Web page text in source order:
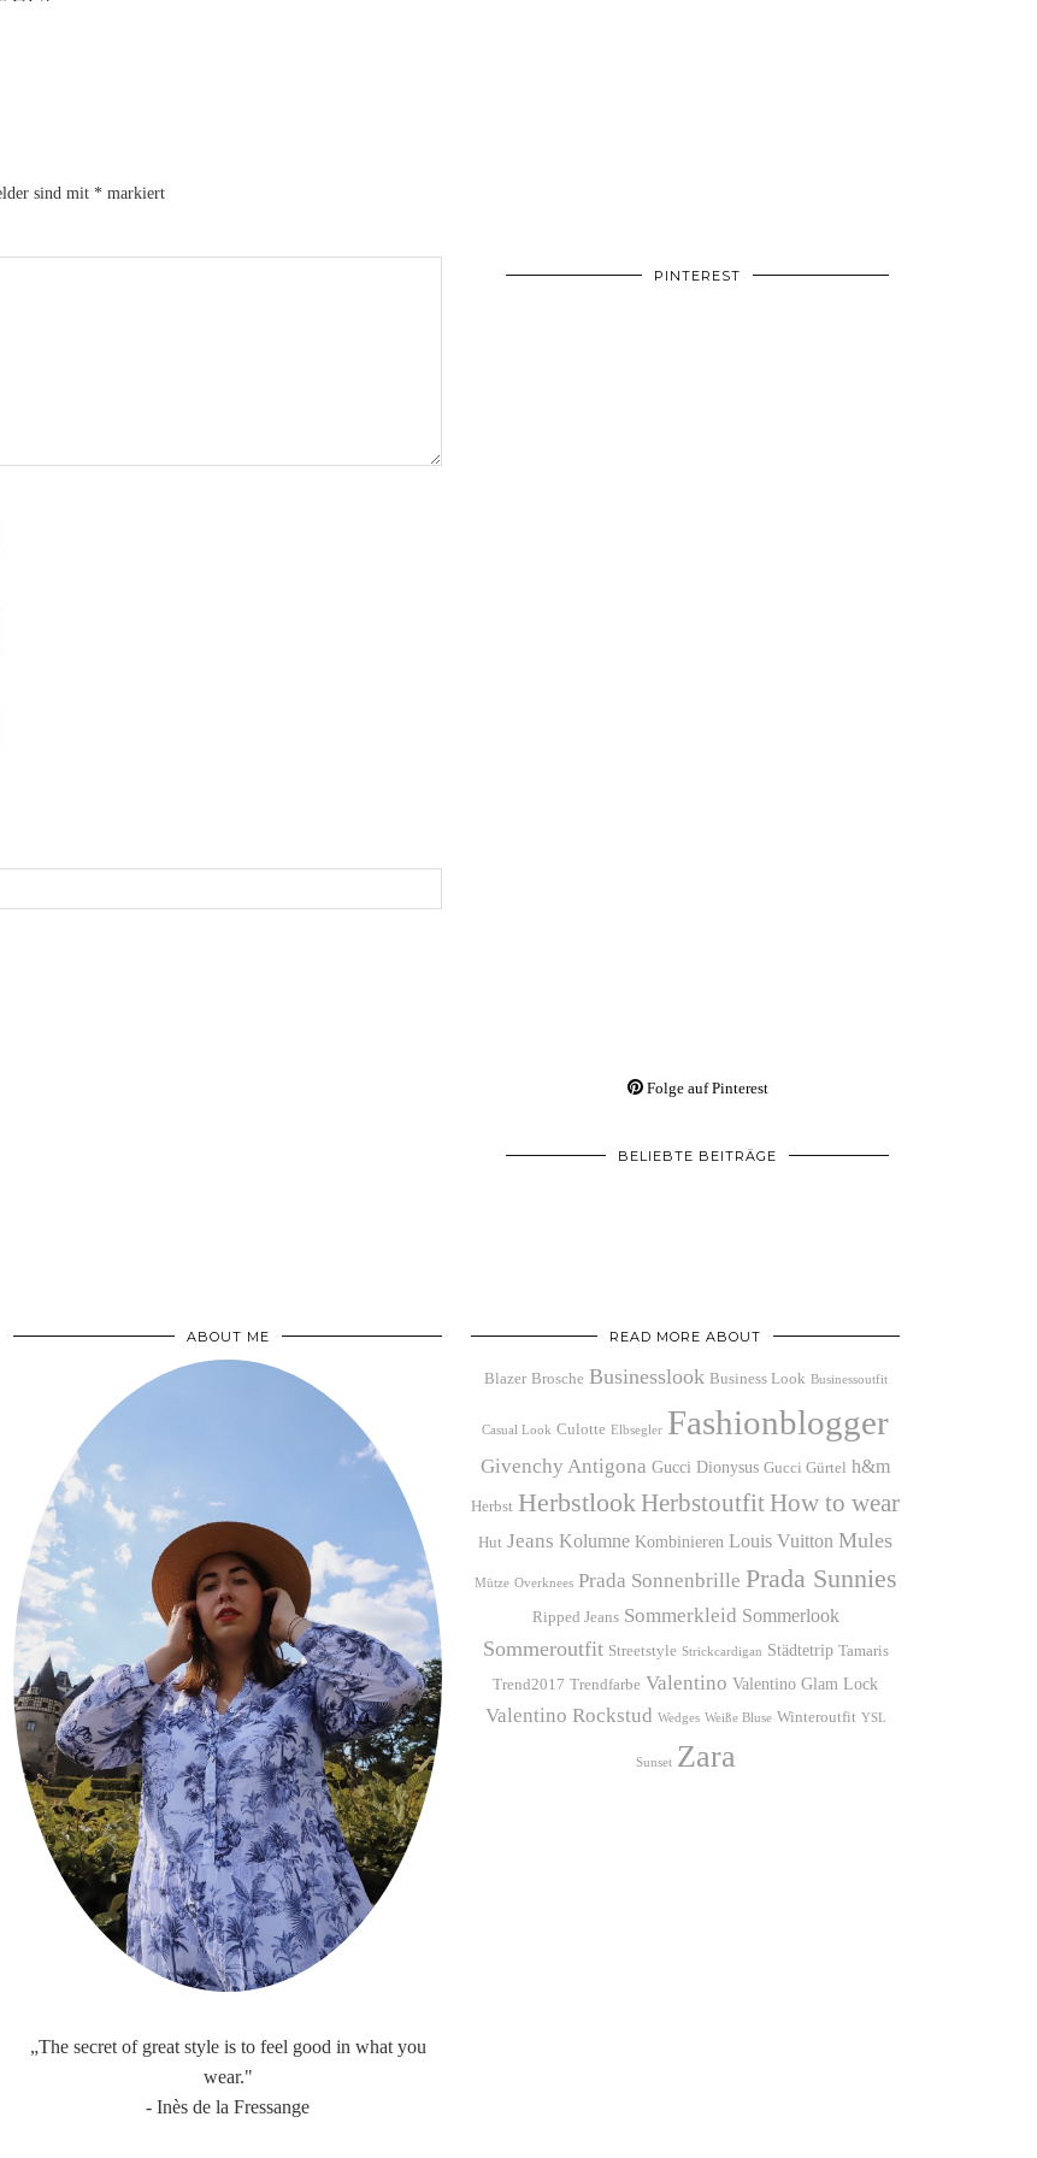
sind mit * markiert
PINTEREST
Folge auf Pinterest
BELIEBTE BEITRÄGE
ABOUT ME
„The secret of great style is to feel good in what you
wear."
- Inès de la Fressange
READ MORE ABOUT
Blazer Brosche Businesslook Business Look Businessoutfit
Casual Look Culotte Elbsegler Fashionblogger
Givenchy Antigona Gucci Dionysus Gucci Gürtel h&m
Herbst Herbstlook Herbstoutfit How to wear
Hut Jeans Kolumne Kombinieren Louis Vuitton Mules
Mütze Overknees Prada Sonnenbrille Prada Sunnies
Ripped Jeans Sommerkleid Sommerlook
Sommeroutfit Streetstyle Strickcardigan Städtetrip Tamaris
Trend2017 Trendfarbe Valentino Valentino Glam Lock
Valentino Rockstud Wedges Weiße Bluse Winteroutfit YSL
Sunset Zara